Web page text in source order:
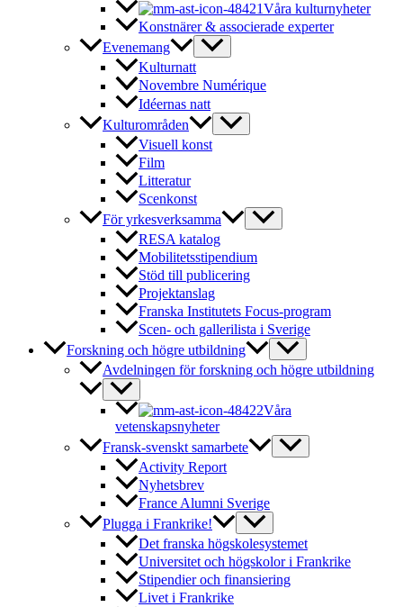
Våra kulturnyheter
Konstnärer & associerade experter
Evenemang
Kulturnatt
Novembre Numérique
Idéernas natt
Kulturområden
Visuell konst
Film
Litteratur
Scenkonst
För yrkesverksamma
RESA katalog
Mobilitetsstipendium
Stöd till publicering
Projektanslag
Franska Institutets Focus-program
Scen- och gallerilista i Sverige
Forskning och högre utbildning
Avdelningen för forskning och högre utbildning
Våra
vetenskapsnyheter
Fransk-svenskt samarbete
Activity Report
Nyhetsbrev
France Alumni Sverige
Plugga i Frankrike!
Det franska högskolesystemet
Universitet och högskolor i Frankrike
Stipendier och finansiering
Livet i Frankrike